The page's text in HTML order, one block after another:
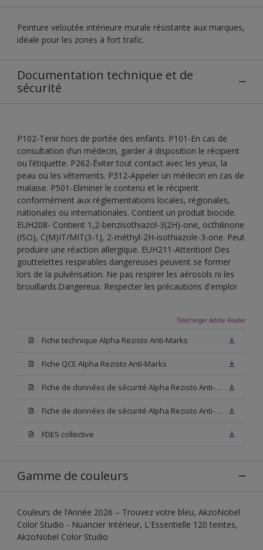
Peinture veloutée intérieure murale résistante aux marques,
idéale pour les zones à fort trafic.
Documentation technique et de
sécurité
P102-Tenir hors de portée des enfants. P101-En cas de
consultation d’un médecin, garder à disposition le récipient
ou l’étiquette. P262-Éviter tout contact avec les yeux, la
peau ou les vêtements. P312-Appeler un médecin en cas de
malaise. P501-Eliminer le contenu et le récipient
conformément aux réglementations locales, régionales,
nationales ou internationales. Contient un produit biocide.
EUH208- Contient 1,2-benzisothiazol-3(2H)-one, octhilinone
(ISO), C(M)IT/MIT(3-1), 2-méthyl-2H-isothiazole-3-one. Peut
produire une réaction allergique. EUH211-Attention! Des
gouttelettes respirables dangereuses peuvent se former
lors de la pulvérisation. Ne pas respirer les aérosols ni les
brouillards.Dangereux. Respecter les précautions d'emploi
Télécharger Adobe Reader
Fiche technique Alpha Rezisto Anti-Marks
Fiche QCE Alpha Rezisto Anti-Marks
Fiche de données de sécurité Alpha Rezisto Anti-Marks Base W05
Fiche de données de sécurité Alpha Rezisto Anti-Marks Base N00
FDES collective
Gamme de couleurs
Couleurs de l’Année 2026 – Trouvez votre bleu, AkzoNobel
Color Studio - Nuancier Intérieur, L'Essentielle 120 teintes,
AkzoNobel Color Studio